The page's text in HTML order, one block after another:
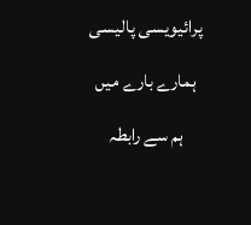
پرائیویسی پالیسی
ہمارے بارے میں
ہم سے رابطہ